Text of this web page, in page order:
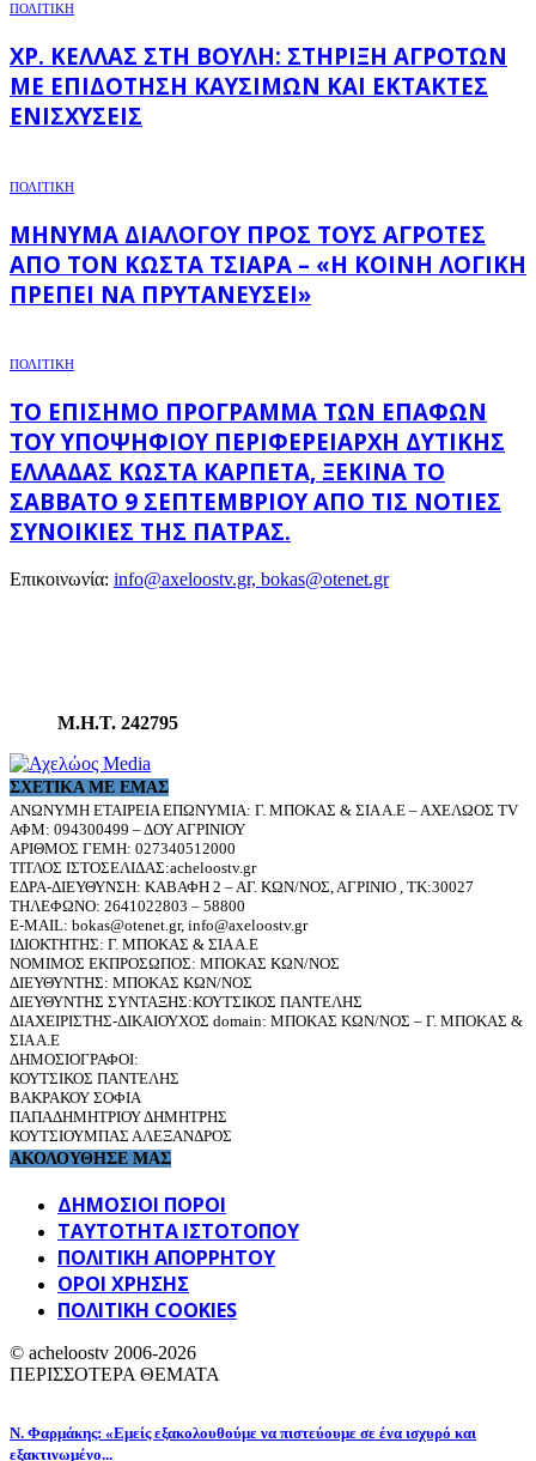
ΠΟΛΙΤΙΚΗ
ΧΡ. ΚΈΛΛΑΣ ΣΤΗ ΒΟΥΛΉ: ΣΤΉΡΙΞΗ ΑΓΡΟΤΏΝ
ΜΕ ΕΠΙΔΌΤΗΣΗ ΚΑΥΣΊΜΩΝ ΚΑΙ ΈΚΤΑΚΤΕΣ
ΕΝΙΣΧΎΣΕΙΣ
ΠΟΛΙΤΙΚΗ
ΜΉΝΥΜΑ ΔΙΑΛΌΓΟΥ ΠΡΟΣ ΤΟΥΣ ΑΓΡΌΤΕΣ
ΑΠΌ ΤΟΝ ΚΏΣΤΑ ΤΣΙΆΡΑ – «Η ΚΟΙΝΉ ΛΟΓΙΚΉ
ΠΡΈΠΕΙ ΝΑ ΠΡΥΤΑΝΕΎΣΕΙ»
ΠΟΛΙΤΙΚΗ
ΤΟ ΕΠΊΣΗΜΟ ΠΡΌΓΡΑΜΜΑ ΤΩΝ ΕΠΑΦΏΝ
ΤΟΥ ΥΠΟΨΉΦΙΟΥ ΠΕΡΙΦΕΡΕΙΆΡΧΗ ΔΥΤΙΚΉΣ
ΕΛΛΆΔΑΣ ΚΏΣΤΑ ΚΑΡΠΈΤΑ, ΞΕΚΙΝΆ ΤΟ
ΣΆΒΒΑΤΟ 9 ΣΕΠΤΕΜΒΡΊΟΥ ΑΠΌ ΤΙΣ ΝΌΤΙΕΣ
ΣΥΝΟΙΚΊΕΣ ΤΗΣ ΠΆΤΡΑΣ.
Επικοινωνία: info@axeloostv.gr, bokas@otenet.gr
Μ.Η.Τ. 242795
ΣΧΕΤΙΚΆ ΜΕ ΕΜΆΣ
ΑΝΩΝΥΜΗ ΕΤΑΙΡΕΙΑ ΕΠΩΝΥΜΙΑ: Γ. ΜΠΟΚΑΣ & ΣΙΑ Α.Ε – ΑΧΕΛΩΟΣ TV
ΑΦΜ: 094300499 – ΔΟΥ ΑΓΡΙΝΙΟΥ
ΑΡΙΘΜΟΣ ΓΕΜΗ: 027340512000
ΤΙΤΛΟΣ ΙΣΤΟΣΕΛΙΔΑΣ:acheloostv.gr
ΕΔΡΑ-ΔΙΕΥΘΥΝΣΗ: ΚΑΒΑΦΗ 2 – ΑΓ. ΚΩΝ/ΝΟΣ, ΑΓΡΙΝΙΟ , ΤΚ:30027
ΤΗΛΕΦΩΝΟ: 2641022803 – 58800
E-MAIL: bokas@otenet.gr, info@axeloostv.gr
ΙΔΙΟΚΤΗΤΗΣ: Γ. ΜΠΟΚΑΣ & ΣΙΑ Α.Ε
ΝΟΜΙΜΟΣ ΕΚΠΡΟΣΩΠΟΣ: ΜΠΟΚΑΣ ΚΩΝ/ΝΟΣ
ΔΙΕΥΘΥΝΤΗΣ: ΜΠΟΚΑΣ ΚΩΝ/ΝΟΣ
ΔΙΕΥΘΥΝΤΗΣ ΣΥΝΤΑΞΗΣ:ΚΟΥΤΣΙΚΟΣ ΠΑΝΤΕΛΗΣ
ΔΙΑΧΕΙΡΙΣΤΗΣ-ΔΙΚΑΙΟΥΧΟΣ domain: ΜΠΟΚΑΣ ΚΩΝ/ΝΟΣ – Γ. ΜΠΟΚΑΣ &
ΣΙΑ Α.Ε
ΔΗΜΟΣΙΟΓΡΑΦΟΙ:
ΚΟΥΤΣΙΚΟΣ ΠΑΝΤΕΛΗΣ
ΒΑΚΡΑΚΟΥ ΣΟΦΙΑ
ΠΑΠΑΔΗΜΗΤΡΙΟΥ ΔΗΜΗΤΡΗΣ
ΚΟΥΤΣΙΟΥΜΠΑΣ ΑΛΕΞΑΝΔΡΟΣ
ΑΚΟΛΟΥΘΗΣΕ ΜΑΣ
ΔΗΜΟΣΙΟΙ ΠΟΡΟΙ
ΤΑΥΤΌΤΗΤΑ ΙΣΤΌΤΟΠΟΥ
ΠΟΛΙΤΙΚΉ ΑΠΟΡΡΉΤΟΥ
ΌΡΟΙ ΧΡΉΣΗΣ
ΠΟΛΙΤΙΚΗ COOKIES
© acheloostv 2006-2026
ΠΕΡΙΣΣΟΤΕΡΑ ΘΕΜΑΤΑ
Ν. Φαρμάκης: «Εμείς εξακολουθούμε να πιστεύουμε σε ένα ισχυρό και
εξακτινωμένο...